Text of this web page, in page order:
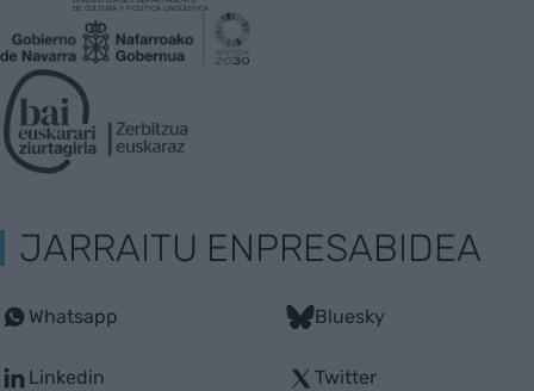
JARRAITU ENPRESABIDEA
Whatsapp
Linkedin
Bluesky
Twitter